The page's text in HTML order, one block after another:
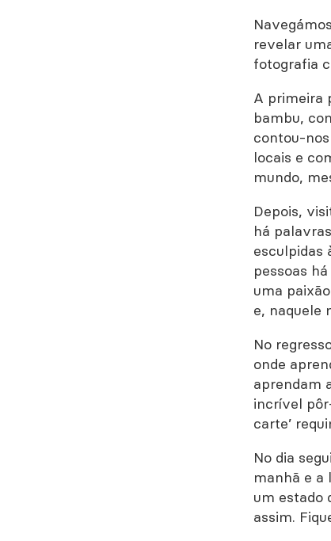
revelar
fotografia
A primeira
bambu,
contou-
locais e
mundo,
Depois,
há
esculpidas
pessoas
uma
e, naquele
No
onde
aprendam
incrível
carte’
No dia
manhã e a
um estado
assim.